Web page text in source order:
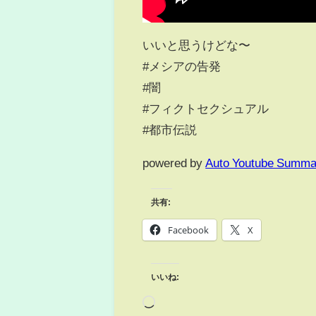
いいと思うけどな〜
#メシアの告発
#闇
#フィクトセクシュアル
#都市伝説
powered by Auto Youtube
共有:
Facebook X
いいね: